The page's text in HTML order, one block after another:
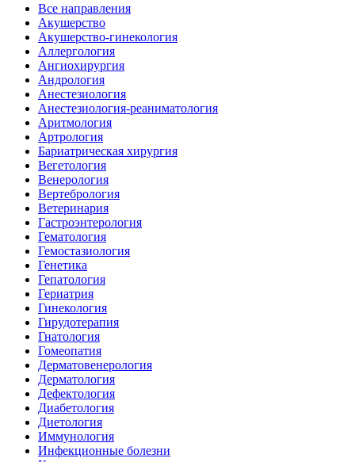
Все направления
Акушерство
Акушерство-гинекология
Аллергология
Ангиохирургия
Андрология
Анестезиология
Анестезиология-реаниматология
Аритмология
Артрология
Бариатрическая хирургия
Вегетология
Венерология
Вертебрология
Ветеринария
Гастроэнтерология
Гематология
Гемостазиология
Генетика
Гепатология
Гериатрия
Гинекология
Гирудотерапия
Гнатология
Гомеопатия
Дерматовенерология
Дерматология
Дефектология
Диабетология
Диетология
Иммунология
Инфекционные болезни